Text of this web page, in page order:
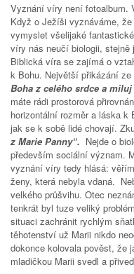
Vyznání víry není fotoalbum.
Když o Ježíši vyznáváme,
vymyslet všelijaké
víry nás neučí biologii, stejně
Biblická víra se zajímá o
k Bohu. Největší přikázání
Boha z celého srdce a
máte rádi prostorová
horizontální rozměr a láska k
jak se k sobě lidé chovají.
z Marie Panny“. Nejde o
především sociální význam.
vyznání víry tedy hlásá:
ženy, která nebyla vdaná.
velkého průšvihu. Otec
tenkrát byl tuze veliký
situaci zachránit rychlým
těhotenství už Marii nikdo
dokonce kolovala pověst, že
mladičkou Marii svedl a